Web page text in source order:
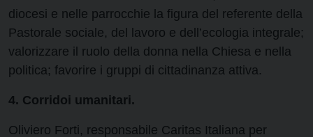
diocesi e nelle parrocchie la figura del referente della
Pastorale sociale, del lavoro e dell’ecologia integrale;
valorizzare il ruolo della donna nella Chiesa e nella
politica; favorire i gruppi di cittadinanza attiva.
4. Corridoi umanitari.
Oliviero Forti, responsabile Caritas Italiana per